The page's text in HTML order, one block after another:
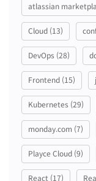
atlassian
Cloud (13)
DevOps (28)
Frontend (15)
Kubernetes (29)
monday.com (7)
Playce Cloud (9)
React (17)